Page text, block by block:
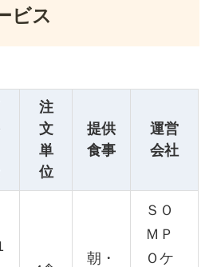
ビス
注
文
単
位
提供
食事
運営
会社
朝・
ＳＯ
ＭＰ
Ｏケ